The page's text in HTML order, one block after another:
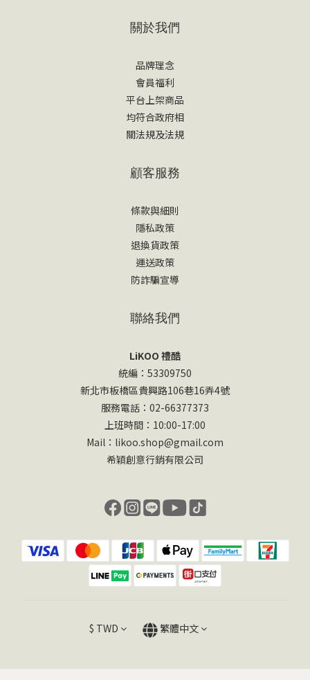
關於我們
品牌理念
會員福利
平台上架商品
均符合政府相
關法規及法規
顧客服務
條款與細則
隱私政策
退換貨政策
運送政策
防詐騙宣導
聯絡我們
LiKOO 禮酷
統編：53309750
新北市板橋區貴興路106巷16弄4號
服務電話：02-66377373
上班時間：10:00-17:00
Mail：likoo.shop@gmail.com
希穎創意行銷有限公司
$ TWD 繁體中文